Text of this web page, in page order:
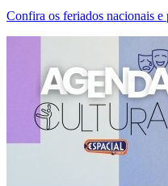
Confira os feriados nacionais